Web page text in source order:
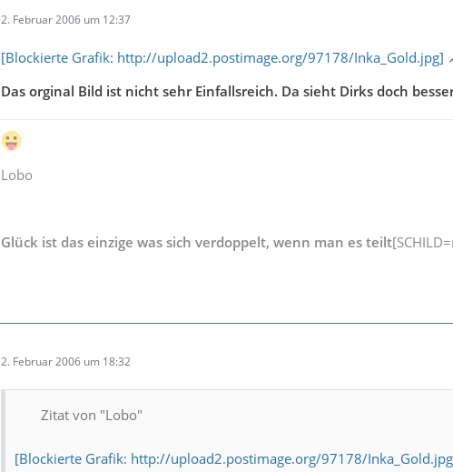
2. Februar 2006 um 12:37
[Blockierte Grafik: http://upload2.postimage.org/97178/Inka_Gold.jpg]
Das orginal Bild ist nicht sehr Einfallsreich. Da sieht Dirks doch
Lobo
Glück ist das einzige was sich verdoppelt, wenn man es teilt
2. Februar 2006 um 18:32
Zitat von "Lobo"
[Blockierte Grafik: http://upload2.postimage.org/97178/